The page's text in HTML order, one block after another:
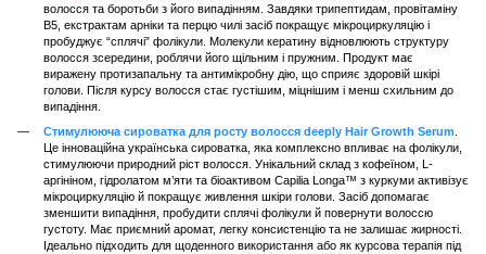
волосся та боротьби з його випадінням. Завдяки трипептидам, провітаміну
B5, екстрактам арніки та перцю чилі засіб покращує мікроциркуляцію і
пробуджує “сплячі” фолікули. Молекули кератину відновлюють структуру
волосся зсередини, роблячи його щільним і пружним. Продукт має
виражену протизапальну та антимікробну дію, що сприяє здоровій шкірі
голови. Після курсу волосся стає густішим, міцнішим і менш схильним до
випадіння.
Стимулююча сироватка для росту волосся deeply Hair Growth Serum
Це інноваційна українська сироватка, яка комплексно впливає на фолікули,
стимулюючи природний ріст волосся. Унікальний склад з кофеїном, L-
аргініном, гідролатом м’яти та біоактивом Capilia Longa™ з куркуми активізує
мікроциркуляцію й покращує живлення шкіри голови. Засіб допомагає
зменшити випадіння, пробудити сплячі фолікули й повернути волоссю
густоту. Має приємний аромат, легку консистенцію та не залишає жирності.
Ідеально підходить для щоденного використання або як курсова терапія під